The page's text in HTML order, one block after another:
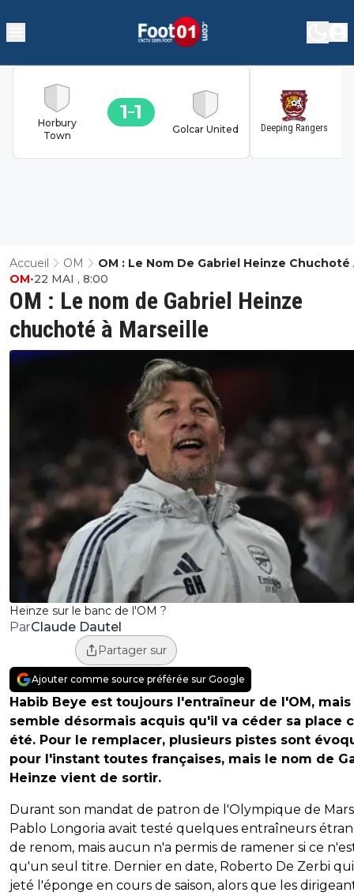
Horbury
Town
1 1
Golcar United Deeping Rangers
Accueil OM
OM : Le Nom De Gabriel Heinze Chuchoté
Marseille
Heinze sur le banc de l'OM ?
OM : Le nom de Gabriel Heinze
chuchoté à Marseille
OM•22 MAI , 8:00
ParClaude Dautel
Partager sur
Ajouter comme source préférée sur Google
Habib Beye est toujours l'entraîneur de l'OM,
semble désormais acquis qu'il va céder sa place
été. Pour le remplacer, plusieurs pistes sont
pour l'instant toutes françaises, mais le nom de
Heinze vient de sortir.
Durant son mandat de patron de l'Olympique de
Pablo Longoria avait testé quelques entraîneurs
de renom, mais aucun n'a permis de ramener si ce
qu'un seul titre. Dernier en date, Roberto De Zerbi
jeté l'éponge en cours de saison, alors que les